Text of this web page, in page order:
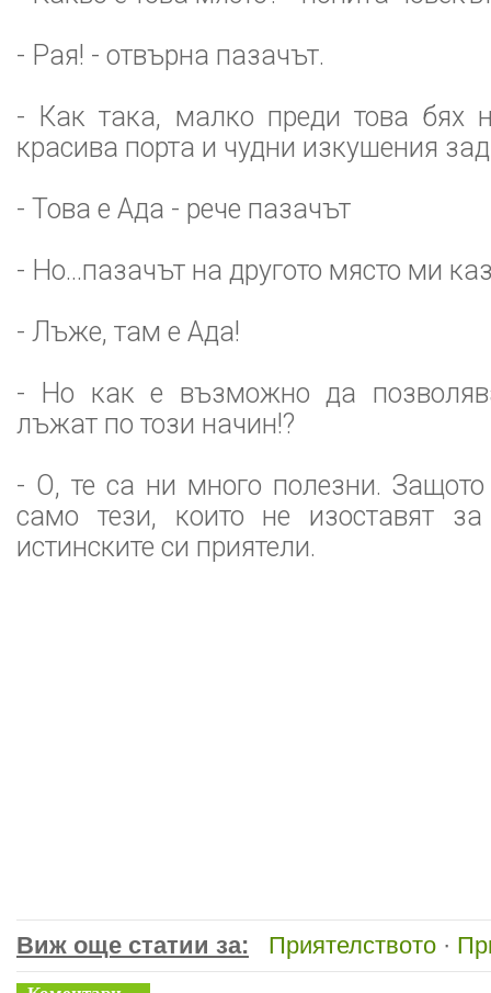
- Рая! - отвърна пазачът.
- Как така, малко преди това бях
красива порта и чудни изкушения
- Това е Ада - рече пазачът
- Но...пазачът на другото място ми
- Лъже, там е Ада!
- Но как е възможно да
лъжат по този начин!?
- О, те са ни много полезни. Защото
само тези, които не изоставят
истинските си приятели.
Виж още статии за: Приятелството ·